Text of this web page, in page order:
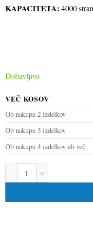
KAPACITETA: 4000
Dobavljivo
VEČ KOSOV
Ob nakupu 2 izdelkov
Ob nakupu 3 izdelkov
Ob nakupu 4 izdelkov ali več
Toner za Brother TN-423